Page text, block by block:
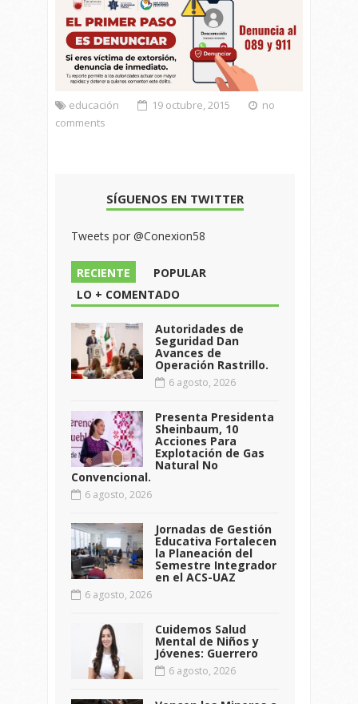
educación 19 octubre, 2015
no
comments
SÍGUENOS EN TWITTER
Tweets por @Conexion58
RECIENTE
POPULAR
LO + COMENTADO
Autoridades de
Seguridad Dan
Avances de
Operación Rastrillo.
6 agosto, 2026
Presenta Presidenta
Sheinbaum, 10
Acciones Para
Explotación de Gas
Natural No
Convencional.
6 agosto, 2026
Jornadas de Gestión
Educativa Fortalecen
la Planeación del
Semestre Integrador
en el ACS-UAZ
6 agosto, 2026
Cuidemos Salud
Mental de Niños y
Jóvenes: Guerrero
6 agosto, 2026